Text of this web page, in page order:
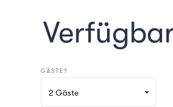
GÄSTE?
2 Gäste